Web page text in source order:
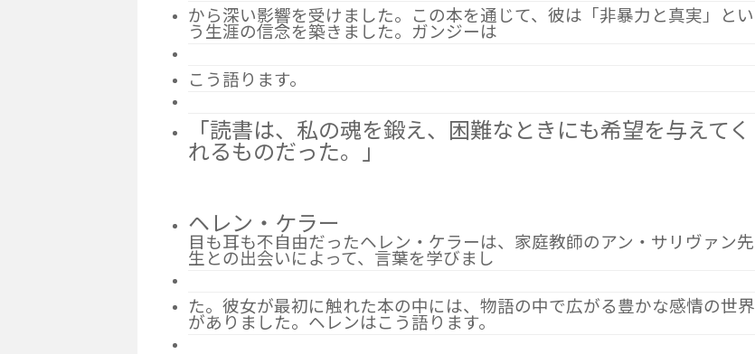
から深い影響を受けました。この本を通じて、彼は「非暴力と真実」とい
う生涯の信念を築きました。ガンジーは
こう語ります。
「読書は、私の魂を鍛え、困難なときにも希望を与えてく
れるものだった。」
ヘレン・ケラー
目も耳も不自由だったヘレン・ケラーは、家庭教師のアン・サリヴァン先
生との出会いによって、言葉を学びまし
た。彼女が最初に触れた本の中には、物語の中で広がる豊かな感情の世界
がありました。ヘレンはこう語ります。